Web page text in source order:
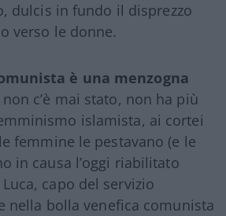
dulcis in fundo il disprezzo
verso le donne.
è una menzogna
c’è mai stato, non ha più
islamista, ai cortei
femmine le pestavano (e le
in causa l’oggi riabilitato
capo del servizio
nella bolla venefica comunista